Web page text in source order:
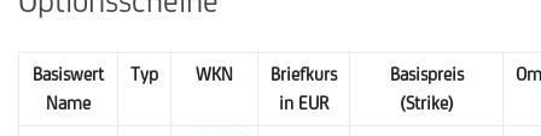
Basiswert
Name
Typ WKN
Briefkurs
in EUR
Basispreis
(Strike)